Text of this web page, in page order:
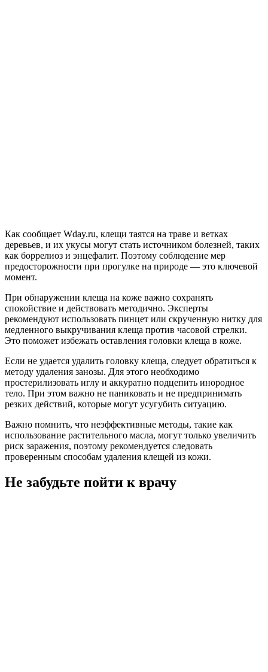
Как сообщает Wday.ru, клещи таятся на траве и ветках
деревьев, и их укусы могут стать источником болезней, таких
как боррелиоз и энцефалит. Поэтому соблюдение мер
предосторожности при прогулке на природе — это ключевой
момент.
При обнаружении клеща на коже важно сохранять
спокойствие и действовать методично. Эксперты
рекомендуют использовать пинцет или скрученную нитку для
медленного выкручивания клеща против часовой стрелки.
Это поможет избежать оставления головки клеща в коже.
Если не удается удалить головку клеща, следует обратиться к
методу удаления занозы. Для этого необходимо
простерилизовать иглу и аккуратно подцепить инородное
тело. При этом важно не паниковать и не предпринимать
резких действий, которые могут усугубить ситуацию.
Важно помнить, что неэффективные методы, такие как
использование растительного масла, могут только увеличить
риск заражения, поэтому рекомендуется следовать
проверенным способам удаления клещей из кожи.
Не забудьте пойти к врачу